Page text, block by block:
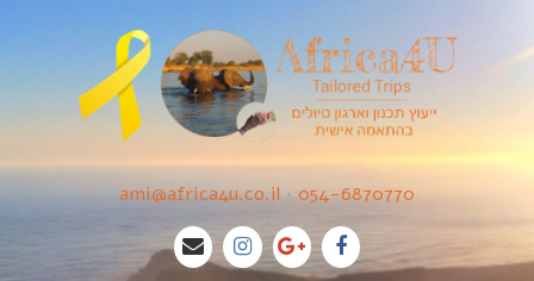
054-6870770
•
ami@africa4u.co.il